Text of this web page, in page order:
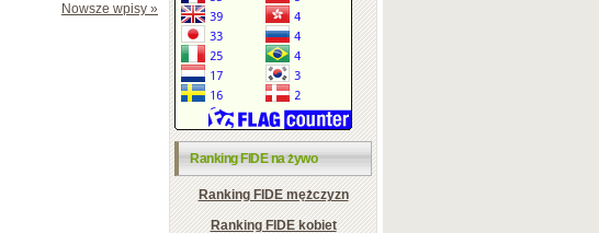
Nowsze wpisy »
Ranking FIDE na żywo
Ranking FIDE mężczyzn
Ranking FIDE kobiet